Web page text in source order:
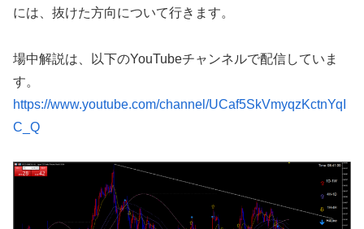
には、抜けた方向について行きます。
場中解説は、以下のYouTubeチャンネルで配信していま
す。
https://www.youtube.com/channel/UCaf5SkVmyqzKctnYqI
C_Q